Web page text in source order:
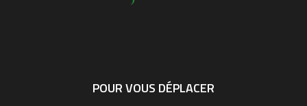
POUR VOUS DÉPLACER